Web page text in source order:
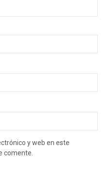
y web en este
comente.